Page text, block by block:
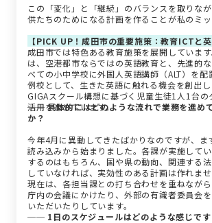
この「変化」と「継続」のバランスを取りな
供たちのためになる計画を作ることが私のミッ
【PICK UP！成田市の重要施策：教育ICTと
成田市では特色ある教育施策を展開していま
は、空港都市ならではの英語教育と、先進的
べての小中学校に外国人英語講師（ALT）を配
例校として、生きた英語に触れる機会を創出し
GIGAスクール構想に基づく児童生徒1人1台の
活用を進めています。
── 具体的にはどのような流れで業務を進め
か？
今年4月に異動してきたばかりなのですが、ま
読み込みから始まりました。各課が実施して
するのはもちろん、国や県の動向、関連する
していなければ、実効性のある計画は作れませ
現在は、各担当課との打ち合わせを重ねながら
庁内の会議にかけたり、外部の有識者委員会
いただいたりしています。
── 1日のスケジュールはどのような感じです